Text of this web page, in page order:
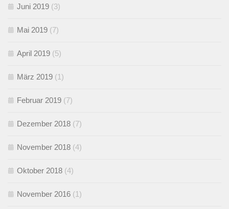
Juni 2019 (3)
Mai 2019 (7)
April 2019 (5)
März 2019 (1)
Februar 2019 (7)
Dezember 2018 (7)
November 2018 (4)
Oktober 2018 (4)
November 2016 (1)